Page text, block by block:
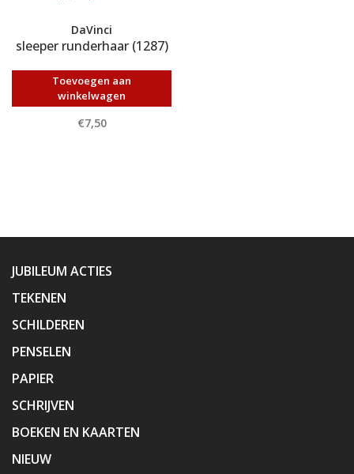
DaVinci
sleeper runderhaar (1287)
Toevoegen aan
winkelwagen
€7,50
JUBILEUM ACTIES
TEKENEN
SCHILDEREN
PENSELEN
PAPIER
SCHRIJVEN
BOEKEN EN KAARTEN
NIEUW